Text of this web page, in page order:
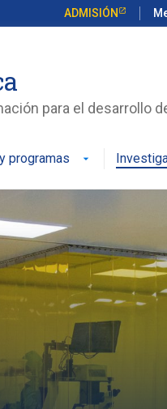
ADMISIÓN
para el desarrollo
programas arrow_drop_down